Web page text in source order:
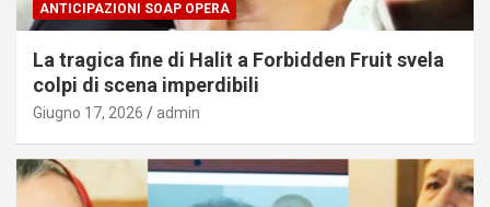
ANTICIPAZIONI SOAP OPERA
La tragica fine di Halit a Forbidden Fruit svela
colpi di scena imperdibili
Giugno 17, 2026 admin